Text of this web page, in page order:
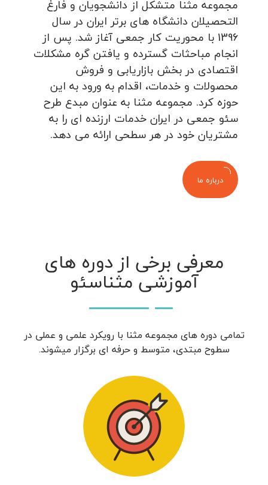
مجموعه مثنا متشکل از دانشجویان و فارغ
التحصیلان دانشگاه های برتر ایران در سال
1396 با محوریت کار جمعی آغاز شد. پس از
انجام مباحثات گسترده و یافتن گره مشکلات
اقتصادی در بخش بازاریابی و فروش
محصولات و خدمات، اقدام به ورود به این
حوزه کرد. مجموعه مثنا به عنوان مبدع طرح
سئو جمعی در ایران خدمات ارزنده ای را به
مشتریان خود در هر سطحی ارائه می دهد.
درباره ما
معرفی برخی از دوره های
آموزشی مثناسئو
تمامی دوره های مجموعه مثنا با رویکرد علمی و عملی در
سطوح مبتدی، متوسط و حرفه ای برگزار میشوند.